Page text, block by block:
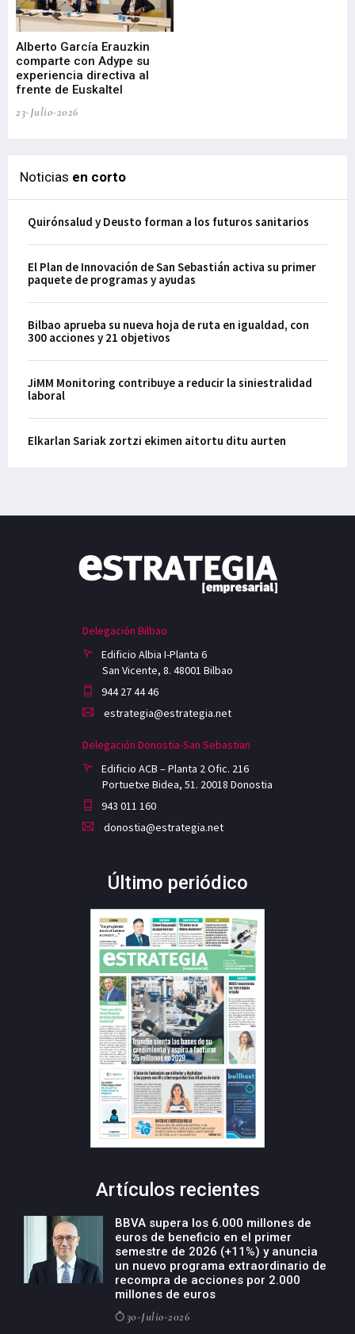
Alberto García Erauzkin
comparte con Adype su
experiencia directiva al
frente de Euskaltel
23-Julio-2026
Noticias en corto
Quirónsalud y Deusto forman a los futuros sanitarios
El Plan de Innovación de San Sebastián activa su primer
paquete de programas y ayudas
Bilbao aprueba su nueva hoja de ruta en igualdad, con
300 acciones y 21 objetivos
JiMM Monitoring contribuye a reducir la siniestralidad
laboral
Elkarlan Sariak zortzi ekimen aitortu ditu aurten
Delegación Bilbao
Edificio Albia I-Planta 6
San Vicente, 8. 48001 Bilbao
944 27 44 46
estrategia@estrategia.net
Delegación Donostia-San Sebastian
Edificio ACB – Planta 2 Ofic. 216
Portuetxe Bidea, 51. 20018 Donostia
943 011 160
donostia@estrategia.net
Último periódico
Artículos recientes
BBVA supera los 6.000 millones de
euros de beneficio en el primer
semestre de 2026 (+11%) y anuncia
un nuevo programa extraordinario de
recompra de acciones por 2.000
millones de euros
30-Julio-2026